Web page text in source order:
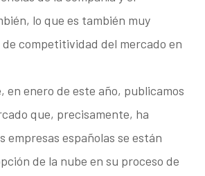
lo que es también muy
competitividad del mercado en
en enero de este año, publicamos
que, precisamente, ha
empresas españolas se están
de la nube en su proceso de